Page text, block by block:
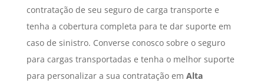
contratação de seu seguro de carga transporte e
tenha a cobertura completa para te dar suporte em
caso de sinistro. Converse conosco sobre o seguro
para cargas transportadas e tenha o melhor suporte
para personalizar a sua contratação em Alta